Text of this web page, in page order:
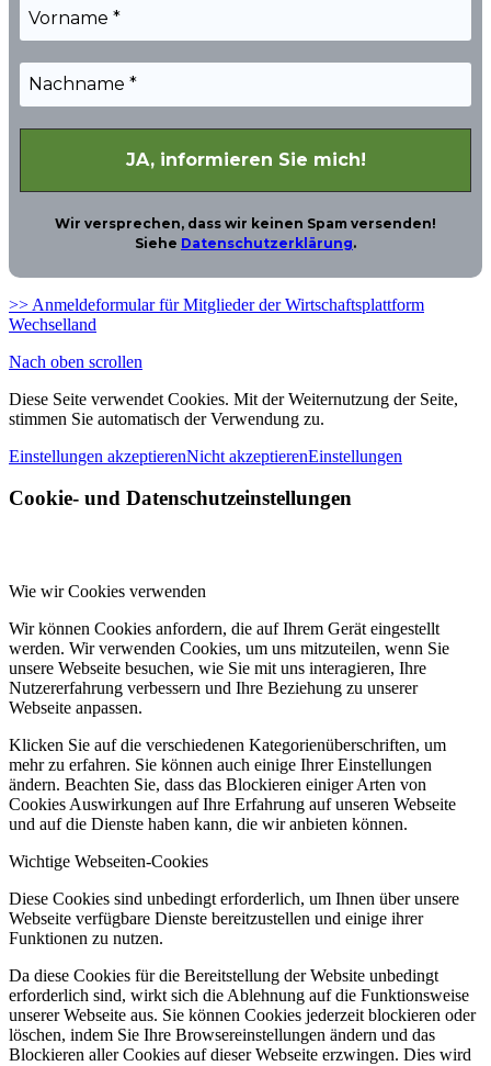
Wir versprechen, dass wir keinen Spam versenden!
Siehe Datenschutzerklärung.
>> Anmeldeformular für Mitglieder der Wirtschaftsplattform
Wechselland
Nach oben scrollen
Diese Seite verwendet Cookies. Mit der Weiternutzung der Seite,
stimmen Sie automatisch der Verwendung zu.
Einstellungen akzeptierenNicht akzeptierenEinstellungen
Cookie- und Datenschutzeinstellungen
Wie wir Cookies verwenden
Wir können Cookies anfordern, die auf Ihrem Gerät eingestellt
werden. Wir verwenden Cookies, um uns mitzuteilen, wenn Sie
unsere Webseite besuchen, wie Sie mit uns interagieren, Ihre
Nutzererfahrung verbessern und Ihre Beziehung zu unserer
Webseite anpassen.
Klicken Sie auf die verschiedenen Kategorienüberschriften, um
mehr zu erfahren. Sie können auch einige Ihrer Einstellungen
ändern. Beachten Sie, dass das Blockieren einiger Arten von
Cookies Auswirkungen auf Ihre Erfahrung auf unseren Webseite
und auf die Dienste haben kann, die wir anbieten können.
Wichtige Webseiten-Cookies
Diese Cookies sind unbedingt erforderlich, um Ihnen über unsere
Webseite verfügbare Dienste bereitzustellen und einige ihrer
Funktionen zu nutzen.
Da diese Cookies für die Bereitstellung der Website unbedingt
erforderlich sind, wirkt sich die Ablehnung auf die Funktionsweise
unserer Webseite aus. Sie können Cookies jederzeit blockieren oder
löschen, indem Sie Ihre Browsereinstellungen ändern und das
Blockieren aller Cookies auf dieser Webseite erzwingen. Dies wird